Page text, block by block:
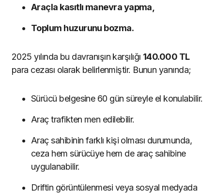
Araçla kasıtlı manevra yapma,
Toplum huzurunu bozma.
2025 yılında bu davranışın karşılığı 140.000 TL
para cezası olarak belirlenmiştir. Bunun yanında;
Sürücü belgesine 60 gün süreyle el konulabilir.
Araç trafikten men edilebilir.
Araç sahibinin farklı kişi olması durumunda,
ceza hem sürücüye hem de araç sahibine
uygulanabilir.
Driftin görüntülenmesi veya sosyal medyada